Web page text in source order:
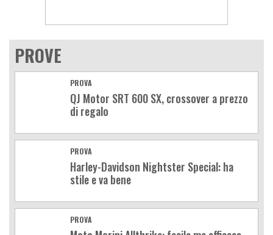
PROVE
PROVA
QJ Motor SRT 600 SX, crossover a prezzo
di regalo
PROVA
Harley-Davidson Nightster Special: ha
stile e va bene
PROVA